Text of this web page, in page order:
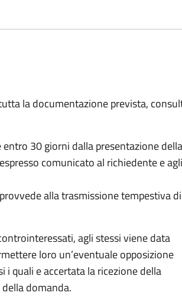
la documentazione prevista,
30 giorni dalla presentazione
comunicato al richiedente e agli
alla trasmissione tempestiva di
agli stessi viene data
loro un’eventuale opposizione
quali e accertata la ricezione della
domanda.